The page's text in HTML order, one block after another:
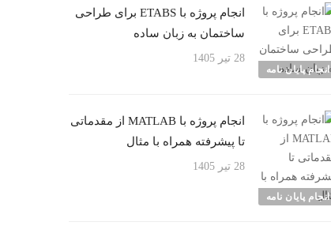
انجام پایان نامه
انجام پروژه با ETABS برای طراحی
ساختمان به زبان ساده
28 تیر 1405
انجام پایان نامه
انجام پروژه با MATLAB از مقدماتی
تا پیشرفته همراه با مثال
28 تیر 1405